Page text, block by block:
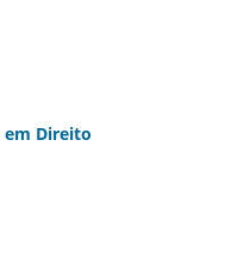
em Direito